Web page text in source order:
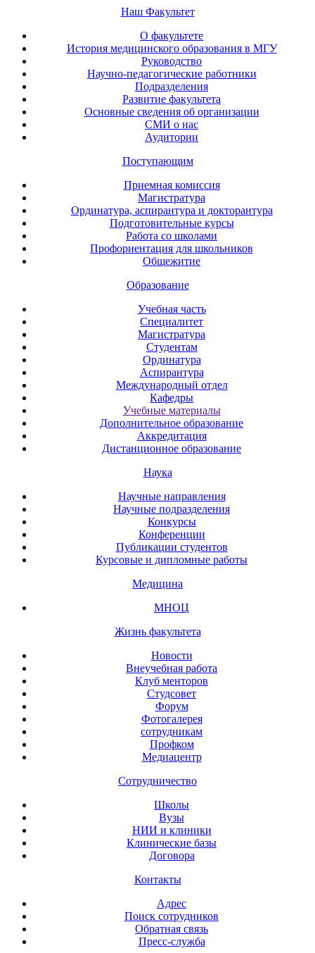
Наш Факультет
О факультете
История медицинского образования в МГУ
Руководство
Научно-педагогические работники
Подразделения
Развитие факультета
Основные сведения об организации
СМИ о нас
Аудитории
Поступающим
Приемная комиссия
Магистратура
Ординатура, аспирантура и докторантура
Подготовительные курсы
Работа со школами
Профориентация для школьников
Общежитие
Образование
Учебная часть
Специалитет
Магистратура
Студентам
Ординатура
Аспирантура
Международный отдел
Кафедры
Учебные материалы
Дополнительное образование
Аккредитация
Дистанционное образование
Наука
Научные направления
Научные подразделения
Конкурсы
Конференции
Публикации студентов
Курсовые и дипломные работы
Медицина
МНОЦ
Жизнь факультета
Новости
Внеучебная работа
Клуб менторов
Студсовет
Форум
Фотогалерея
сотрудникам
Профком
Медиацентр
Сотрудничество
Школы
Вузы
НИИ и клиники
Клинические базы
Договора
Контакты
Адрес
Поиск сотрудников
Обратная связь
Пресс-служба